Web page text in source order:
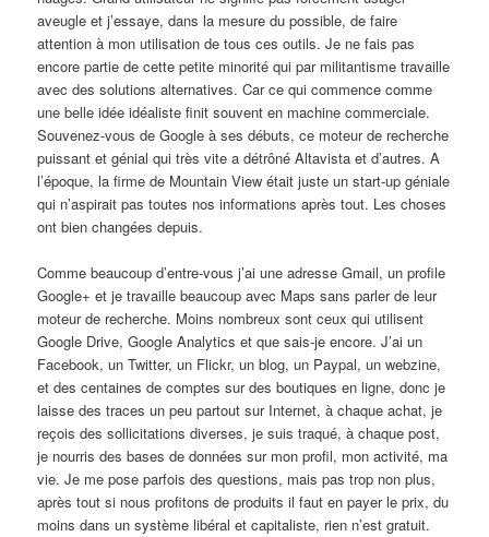
aveugle et j’essaye, dans la mesure du possible, de faire
attention à mon utilisation de tous ces outils. Je ne fais pas
encore partie de cette petite minorité qui par militantisme travaille
avec des solutions alternatives. Car ce qui commence comme
une belle idée idéaliste finit souvent en machine commerciale.
Souvenez-vous de Google à ses débuts, ce moteur de recherche
puissant et génial qui très vite a détrôné Altavista et d’autres. A
l’époque, la firme de Mountain View était juste un start-up géniale
qui n’aspirait pas toutes nos informations après tout. Les choses
ont bien changées depuis.
Comme beaucoup d’entre-vous j’ai une adresse Gmail, un profile
Google+ et je travaille beaucoup avec Maps sans parler de leur
moteur de recherche. Moins nombreux sont ceux qui utilisent
Google Drive, Google Analytics et que sais-je encore. J’ai un
Facebook, un Twitter, un Flickr, un blog, un Paypal, un webzine,
et des centaines de comptes sur des boutiques en ligne, donc je
laisse des traces un peu partout sur Internet, à chaque achat, je
reçois des sollicitations diverses, je suis traqué, à chaque post,
je nourris des bases de données sur mon profil, mon activité, ma
vie. Je me pose parfois des questions, mais pas trop non plus,
après tout si nous profitons de produits il faut en payer le prix, du
moins dans un système libéral et capitaliste, rien n’est gratuit.